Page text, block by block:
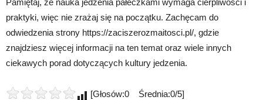
Pamiętaj, że nauka jedzenia pałeczkami wymaga cierpliwości i
praktyki, więc nie zrażaj się na początku. Zachęcam do
odwiedzenia strony https://zaciszerozmaitosci.pl/, gdzie
znajdziesz więcej informacji na ten temat oraz wiele innych
ciekawych porad dotyczących kultury jedzenia.
[Głosów:0 Średnia:0/5]